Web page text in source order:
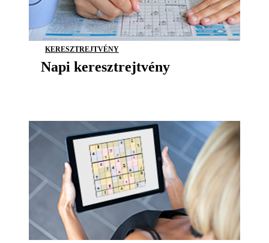
KERESZTREJTVÉNY
Napi keresztrejtvény